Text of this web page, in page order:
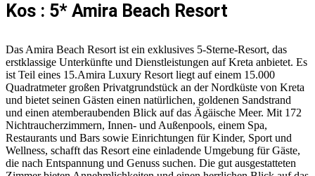
Kos : 5* Amira Beach Resort
Das Amira Beach Resort ist ein exklusives 5-Sterne-Resort, das
erstklassige Unterkünfte und Dienstleistungen auf Kreta anbietet. Es
ist Teil eines 15.Amira Luxury Resort liegt auf einem 15.000
Quadratmeter großen Privatgrundstück an der Nordküste von Kreta
und bietet seinen Gästen einen natürlichen, goldenen Sandstrand
und einen atemberaubenden Blick auf das Ägäische Meer. Mit 172
Nichtraucherzimmern, Innen- und Außenpools, einem Spa,
Restaurants und Bars sowie Einrichtungen für Kinder, Sport und
Wellness, schafft das Resort eine einladende Umgebung für Gäste,
die nach Entspannung und Genuss suchen. Die gut ausgestatteten